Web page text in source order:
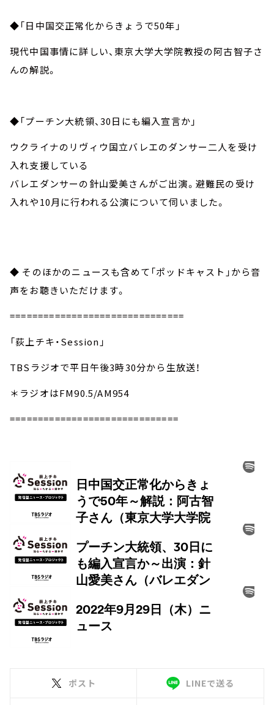
◆「日中国交正常化からきょうで50年」
現代中国事情に詳しい、東京大学大学院教授の阿古智子さ
んの解説。
◆「プーチン大統領、30日にも編入宣言か」
ウクライナのリヴィウ国立バレエのダンサー二人を受け
入れ支援している
バレエダンサーの針山愛美さんがご出演。避難民の受け
入れや10月に行われる公演について伺いました。
◆ そのほかのニュースも含めて「ポッドキャスト」から音
声をお聴きいただけます。
===============================
「荻上チキ・Session」
TBSラジオで平日午後3時30分から生放送！
＊ラジオはFM90.5/AM954
==============================
ポスト LINEで送る